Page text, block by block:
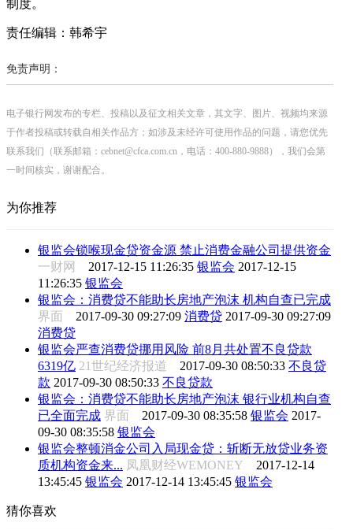
制度。
责任编辑：韩希宇
免责声明：
电子银行网发布的专栏、投稿以及征文相关文章，其文字、图片、视频均来源
于作者投稿或转载自相关作品方；如涉及未经许可使用作品的问题，请您优先
联系我们（联系邮箱：cebnet@cfca.com.cn，电话：400-880-9888），我们会第
一时间核实，谢谢配合。
为你推荐
银监会锁喉现金贷资金源 禁止消费金融公司提供资金
一财网 2017-12-15 11:26:35 银监会 2017-12-15
11:26:35 银监会
银监会：消费贷不能助长房地产泡沫 机构自查已完成
界面 2017-09-30 09:27:09 消费贷 2017-09-30 09:27:09
消费贷
银监会严查消费贷挪用风险 前8月共处置不良贷款
6319亿 21世纪经济报道 2017-09-30 08:50:33 不良贷
款 2017-09-30 08:50:33 不良贷款
银监会：消费贷不能助长房地产泡沫 银行业机构自查
已全面完成 界面 2017-09-30 08:35:58 银监会 2017-
09-30 08:35:58 银监会
银监会整顿消金公司入局现金贷：斩断无放贷业务资
质机构资金来... 凤凰财经WEMONEY 2017-12-14
13:45:45 银监会 2017-12-14 13:45:45 银监会
猜你喜欢